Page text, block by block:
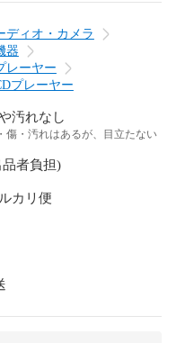
ディオ・カメラ
器
レーヤー
プレーヤー
汚れなし
傷・汚れはあるが、目立たない
者負担)
カリ便